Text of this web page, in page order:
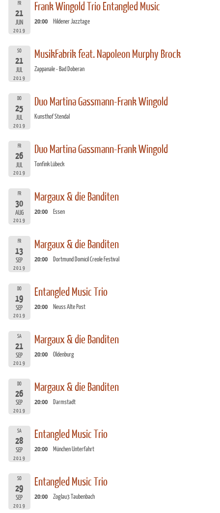
FR
21
JUN
2019
Frank Wingold Trio Entangled Music
20:00 Hildener Jazztage
SO
21
JUL
2019
MusikFabrik feat. Napoleon Murphy Brock
Zappanale - Bad Doberan
DO
25
JUL
2019
Duo Martina Gassmann-Frank Wingold
Kunsthof Stendal
FR
26
JUL
2019
Duo Martina Gassmann-Frank Wingold
Tonfink Lübeck
FR
30
AUG
2019
Margaux & die Banditen
20:00 Essen
FR
13
SEP
2019
Margaux & die Banditen
20:00 Dortmund Domicil Creole Festival
DO
19
SEP
2019
Entangled Music Trio
20:00 Neuss Alte Post
SA
21
SEP
2019
Margaux & die Banditen
20:00 Oldenburg
DO
26
SEP
2019
Margaux & die Banditen
20:00 Darmstadt
SA
28
SEP
2019
Entangled Music Trio
20:00 München Unterfahrt
SO
29
SEP
2019
Entangled Music Trio
20:00 Zoglau3 Taubenbach